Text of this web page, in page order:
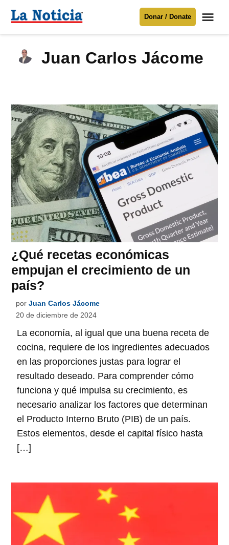
Para mantenerte informado necesitamostu apoyo
contenido
Noticia
Donar / Donate
Juan Carlos Jácome
¿Qué recetas económicas
empujan el crecimiento de un
país?
por Juan Carlos Jácome
20 de diciembre de 2024
La economía, al igual que una buena receta de
cocina, requiere de los ingredientes adecuados
en las proporciones justas para lograr el
resultado deseado. Para comprender cómo
funciona y qué impulsa su crecimiento, es
necesario analizar los factores que determinan
el Producto Interno Bruto (PIB) de un país.
Estos elementos, desde el capital físico hasta
[…]